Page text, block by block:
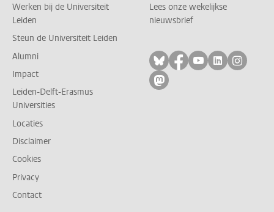
Werken bij de Universiteit
Leiden
Steun de Universiteit Leiden
Alumni
Impact
Leiden-Delft-Erasmus
Universities
Locaties
Disclaimer
Cookies
Privacy
Contact
Lees onze wekelijkse
nieuwsbrief
Volg ons op bluesky
Volg ons op
Volg ons op
Volg ons
Volg
Volg ons op mastodon